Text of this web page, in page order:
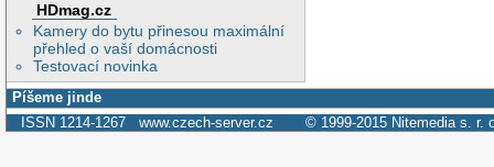
HDmag.cz
Kamery do bytu přinesou maximální
přehled o vaší domácnosti
Testovací novinka
Píšeme jinde
ISSN 1214-1267 www.czech-server.cz © 1999-2015 Nitemedia s. r.